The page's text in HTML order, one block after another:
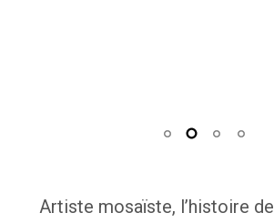
Artiste mosaïste, l’histoire